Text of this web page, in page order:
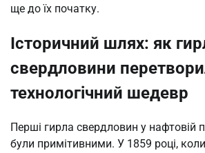
ще до їх початку.
Історичний шлях: як
свердловини
технологічний шедевр
Перші гирла свердловин у нафтовій
були примітивними. У 1859 році,